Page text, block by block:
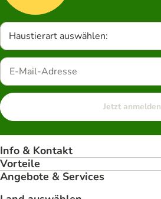
Haustierart auswählen:
Jetzt anmelden
Info & Kontakt
Vorteile
Angebote & Services